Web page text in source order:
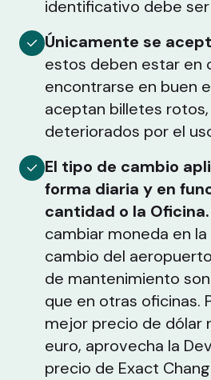
identificativo debe ser
Únicamente se
estos deben estar en
encontrarse en buen
aceptan billetes
deteriorados por el
El tipo de cambio
forma diaria y en
cantidad o la Oficina.
cambiar moneda en
cambio del
de mantenimiento
que en otras oficinas.
mejor precio de dólar
euro, aprovecha la
precio de Exact